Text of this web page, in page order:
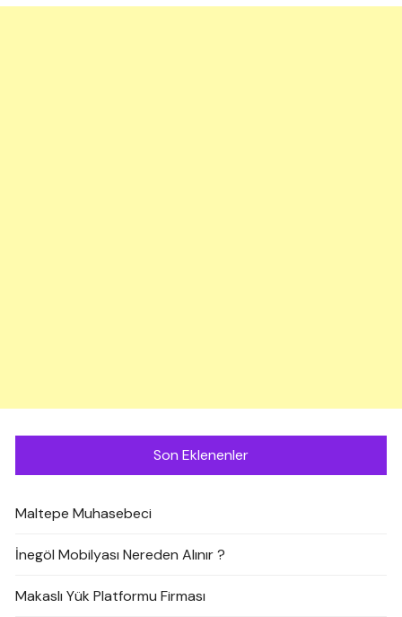
Son Eklenenler
Maltepe Muhasebeci
İnegöl Mobilyası Nereden Alınır ?
Makaslı Yük Platformu Firması